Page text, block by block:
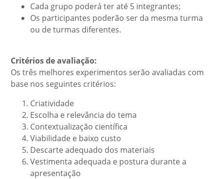
Cada grupo poderá ter até 5 integrantes;
Os participantes poderão ser da mesma turma
ou de turmas diferentes.
Critérios de avaliação:
Os três melhores experimentos serão avaliadas com
base nos seguintes critérios:
Criatividade
Escolha e relevância do tema
Contextualização científica
Viabilidade e baixo custo
Descarte adequado dos materiais
Vestimenta adequada e postura durante a
apresentação